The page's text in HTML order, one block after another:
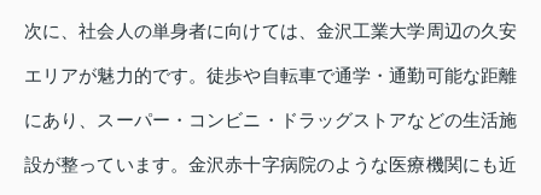
次に、社会人の単身者に向けては、金沢工業大学周辺の久安
エリアが魅力的です。徒歩や自転車で通学・通勤可能な距離
にあり、スーパー・コンビニ・ドラッグストアなどの生活施
設が整っています。金沢赤十字病院のような医療機関にも近